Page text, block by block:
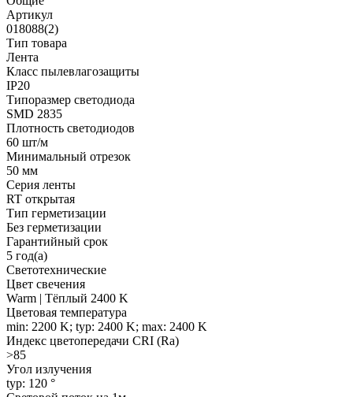
Артикул
018088(2)
Тип товара
Лента
Класс пылевлагозащиты
IP20
Типоразмер светодиода
SMD 2835
Плотность светодиодов
60 шт/м
Минимальный отрезок
50 мм
Серия ленты
RT открытая
Тип герметизации
Без герметизации
Гарантийный срок
5 год(а)
Светотехнические
Цвет свечения
Warm | Тёплый 2400 K
Цветовая температура
min: 2200 K; typ: 2400 K; max: 2400 K
Индекс цветопередачи CRI (Ra)
>85
Угол излучения
typ: 120 °